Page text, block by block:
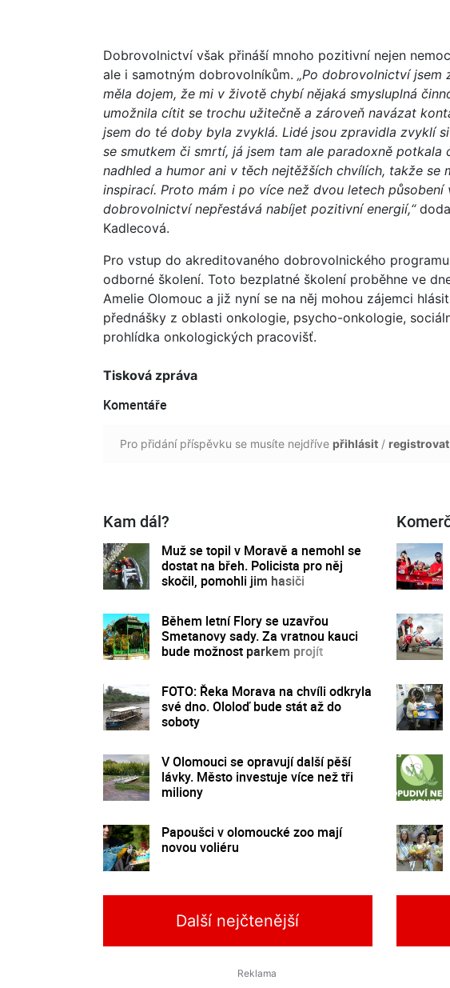
Dobrovolnictví však přináší mnoho pozitivní nejen
ale i samotným dobrovolníkům. „Po dobrovolnictví jsem
měla dojem, že mi v životě chybí nějaká smysluplná
umožnila cítit se trochu užitečně a zároveň navázat
jsem do té doby byla zvyklá. Lidé jsou zpravidla zvyklí
se smutkem či smrtí, já jsem tam ale paradoxně
nadhled a humor ani v těch nejtěžších chvílích, takže se
inspirací. Proto mám i po více než dvou letech
dobrovolnictví nepřestává nabíjet pozitivní energií,“
Kadlecová.
Pro vstup do akreditovaného dobrovolnického
odborné školení. Toto bezplatné školení proběhne ve
Amelie Olomouc a již nyní se na něj mohou zájemci
přednášky z oblasti onkologie, psycho-onkologie,
prohlídka onkologických pracovišť.
Tisková zpráva
Komentáře
Pro přidání příspěvku se musíte nejdříve přihlásit / registrovat
Kam dál?
Muž se topil v Moravě a nemohl se
dostat na břeh. Policista pro něj
skočil, pomohli jim hasiči
Během letní Flory se uzavřou
Smetanovy sady. Za vratnou kauci
bude možnost parkem projít
FOTO: Řeka Morava na chvíli odkryla
své dno. Ololoď bude stát až do
soboty
V Olomouci se opravují další pěší
lávky. Město investuje více než tři
miliony
Papoušci v olomoucké zoo mají
novou voliéru
Další nejčtenější